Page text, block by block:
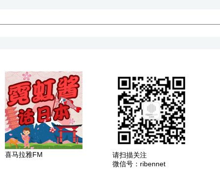
喜马拉雅FM
请扫描关注
微信号：ribennet